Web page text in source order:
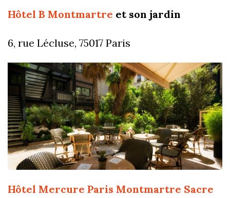
Hôtel B Montmartre et son jardin
6, rue Lécluse, 75017 Paris
Hôtel Mercure Paris Montmartre Sacre